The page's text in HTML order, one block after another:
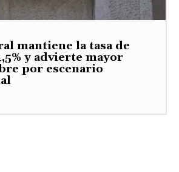
mantiene la tasa de
y advierte mayor
por escenario